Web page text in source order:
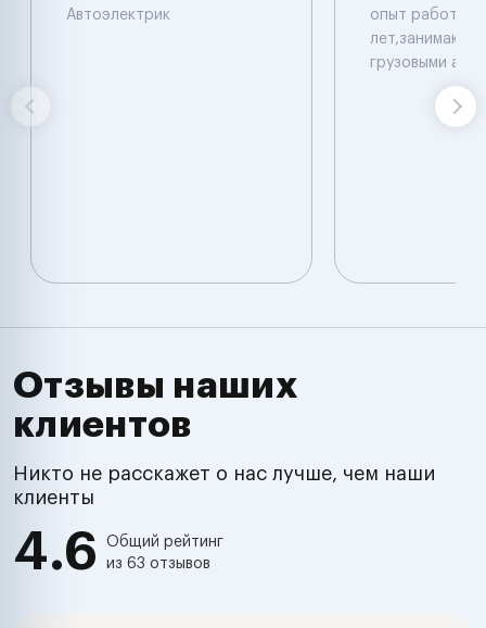
Автоэлектрик
опыт работы
лет,занимаюсь
грузовыми
Отзывы наших
клиентов
Никто не расскажет о нас лучше, чем наши
клиенты
4.6
Общий рейтинг
из 63 отзывов